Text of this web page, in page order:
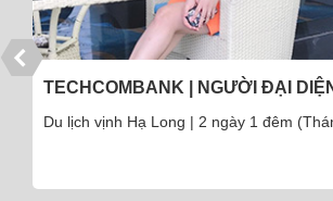
TECHCOMBANK | NGƯỜI ĐẠI
Du lịch vịnh Hạ Long | 2 ngày 1 đêm